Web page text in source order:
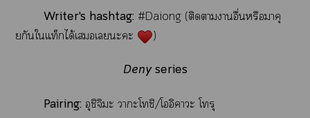
Writer's hashtag: #Daiong (ติดาาอื่นหรือาคุ
ยกันใแท็กได้เเะะ
)
Denyseries
Pairing:อุชิจิะ าะโชิ/โอิาะ โทรุ